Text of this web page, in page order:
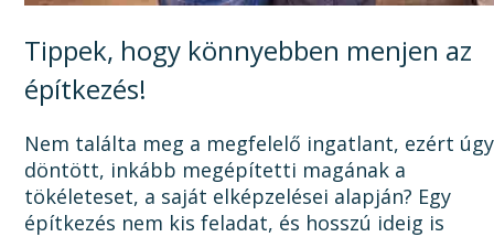
Tippek, hogy könnyebben menjen az
építkezés!
Nem találta meg a megfelelő ingatlant, ezért úgy
döntött, inkább megépítetti magának a
tökéleteset, a saját elképzelései alapján? Egy
építkezés nem kis feladat, és hosszú ideig is